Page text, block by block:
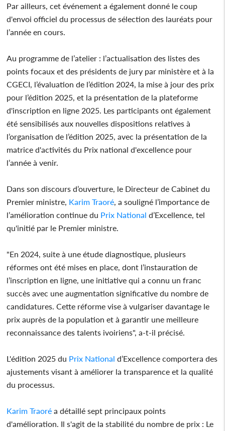
Par ailleurs, cet événement a également donné le coup
d'envoi officiel du processus de sélection des lauréats pour
l’année en cours.
Au programme de l’atelier : l’actualisation des listes des
points focaux et des présidents de jury par ministère et à la
CGECI, l’évaluation de l’édition 2024, la mise à jour des prix
pour l’édition 2025, et la présentation de la plateforme
d'inscription en ligne 2025. Les participants ont également
été sensibilisés aux nouvelles dispositions relatives à
l’organisation de l’édition 2025, avec la présentation de la
matrice d'activités du Prix national d'excellence pour
l’année à venir.
Dans son discours d’ouverture, le Directeur de Cabinet du
Premier ministre, Karim Traoré, a souligné l’importance de
l’amélioration continue du Prix National d’Excellence, tel
qu'initié par le Premier ministre.
"En 2024, suite à une étude diagnostique, plusieurs
réformes ont été mises en place, dont l’instauration de
l’inscription en ligne, une initiative qui a connu un franc
succès avec une augmentation significative du nombre de
candidatures. Cette réforme vise à vulgariser davantage le
prix auprès de la population et à garantir une meilleure
reconnaissance des talents ivoiriens", a-t-il précisé.
L'édition 2025 du Prix National d’Excellence comportera des
ajustements visant à améliorer la transparence et la qualité
du processus.
Karim Traoré a détaillé sept principaux points
d'amélioration. Il s'agit de la stabilité du nombre de prix : Le